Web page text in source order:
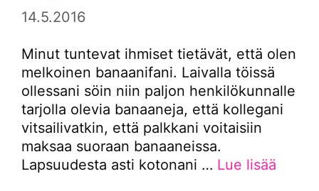
14.5.2016
Minut tuntevat ihmiset tietävät, että olen
melkoinen banaanifani. Laivalla töissä
ollessani söin niin paljon henkilökunnalle
tarjolla olevia banaaneja, että kollegani
vitsailivatkin, että palkkani voitaisiin
maksaa suoraan banaaneissa.
Lapsuudesta asti kotonani … Lue lisää